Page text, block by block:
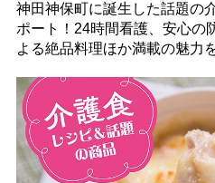
神田神保町に誕生した話題の
ポート！24時間看護、安心の
よる絶品料理ほか満載の魅力